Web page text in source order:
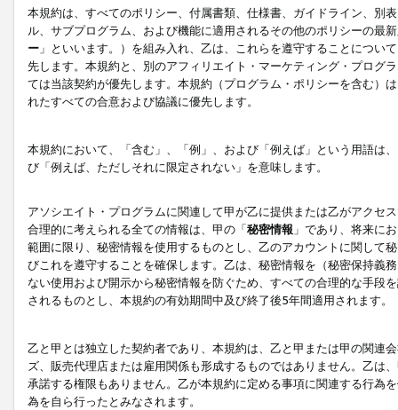
本規約は、すべてのポリシー、付属書類、仕様書、ガイドライン、別
ル、サブプログラム、および機能に適用されるその他のポリシーの最
ー 」といいます。）を組み入れ、乙は、これらを遵守することにつ
先します。本規約と、別のアフィリエイト・マーケティング・プログ
ては当該契約が優先します。本規約（プログラム・ポリシーを含む）
れたすべての合意および協議に優先します。
本規約において、「含む」、「例」、および「例えば」という用語は
び「例えば、ただしそれに限定されない」を意味します。
アソシエイト・プログラムに関連して甲が乙に提供または乙がアクセ
合理的に考えられる全ての情報は、甲の「秘密情報 」であり、将来に
範囲に限り、秘密情報を使用するものとし、乙のアカウントに関して
びこれを遵守することを確保します。乙は、秘密情報を（秘密保持義
ない使用および開示から秘密情報を防ぐため、すべての合理的な手段
されるものとし、本規約の有効期間中及び終了後5年間適用されます。
乙と甲とは独立した契約者であり、本規約は、乙と甲または甲の関連
ズ、販売代理店または雇用関係も形成するものではありません。乙は
承諾する権限もありません。乙が本規約に定める事項に関連する行為
為を自ら行ったとみなされます。